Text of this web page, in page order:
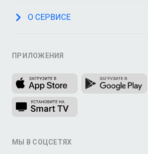
О СЕРВИСЕ
ПРИЛОЖЕНИЯ
МЫ В СОЦСЕТЯХ